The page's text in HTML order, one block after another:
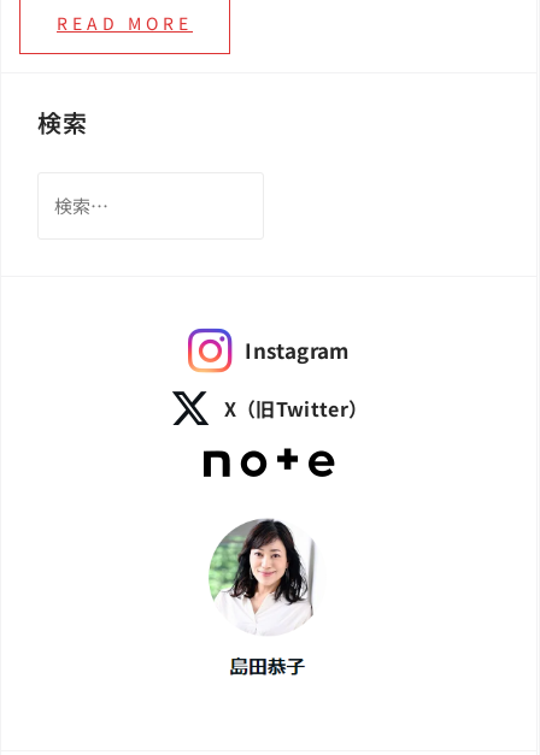
READ MORE
検索
索:
Instagram
X（旧Twitter）